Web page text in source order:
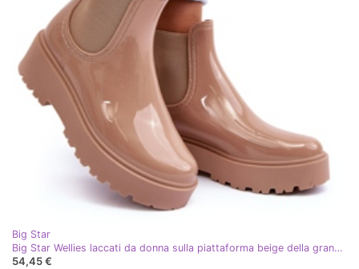
Big Star
Big Star Wellies laccati da donna sulla piattaforma beige della grande stella MM274396
54,45 €